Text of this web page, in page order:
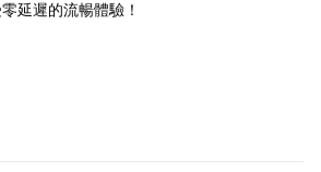
延遲的流暢體驗！